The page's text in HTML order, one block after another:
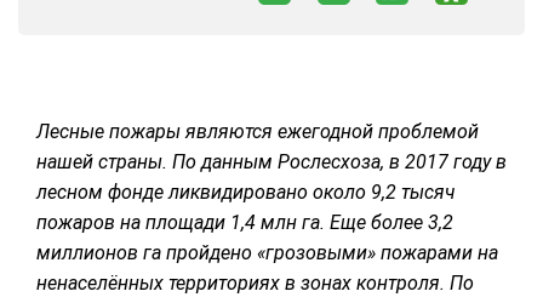
МЕБЕЛЬНОЕ ПРОИЗВОДСТВО
Лесные пожары являются ежегодной проблемой
нашей страны. По данным Рослесхоза, в 2017 году в
лесном фонде ликвидировано около 9,2 тысяч
пожаров на площади 1,4 млн га. Еще более 3,2
миллионов га пройдено «грозовыми» пожарами на
ненаселённых территориях в зонах контроля. По